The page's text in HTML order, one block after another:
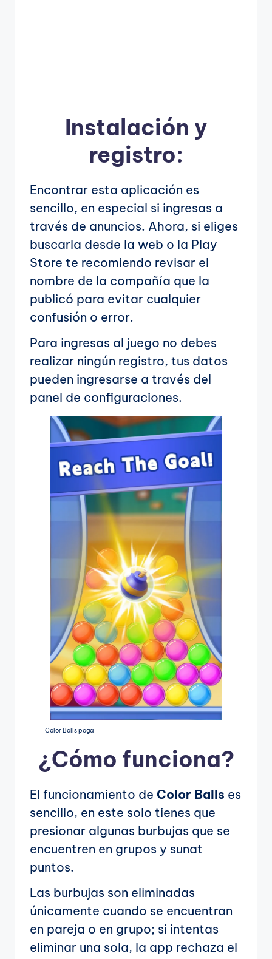
Instalación y
registro:
Encontrar esta aplicación es
sencillo, en especial si ingresas a
través de anuncios. Ahora, si eliges
buscarla desde la web o la Play
Store te recomiendo revisar el
nombre de la compañía que la
publicó para evitar cualquier
confusión o error.
Para ingresas al juego no debes
realizar ningún registro, tus datos
pueden ingresarse a través del
panel de configuraciones.
Color Balls paga
¿Cómo funciona?
El funcionamiento de Color Balls es
sencillo, en este solo tienes que
presionar algunas burbujas que se
encuentren en grupos y sunat
puntos.
Las burbujas son eliminadas
únicamente cuando se encuentran
en pareja o en grupo; si intentas
eliminar una sola, la app rechaza el